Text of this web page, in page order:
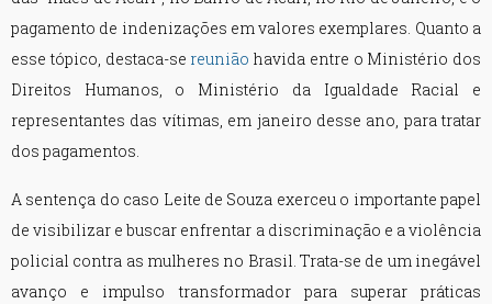
pagamento de indenizações em valores exemplares. Quanto a
esse tópico, destaca-se reunião havida entre o Ministério dos
Direitos Humanos, o Ministério da Igualdade Racial e
representantes das vítimas, em janeiro desse ano, para tratar
dos pagamentos.
A sentença do caso Leite de Souza exerceu o importante papel
de visibilizar e buscar enfrentar a discriminação e a violência
policial contra as mulheres no Brasil. Trata-se de um inegável
avanço e impulso transformador para superar práticas